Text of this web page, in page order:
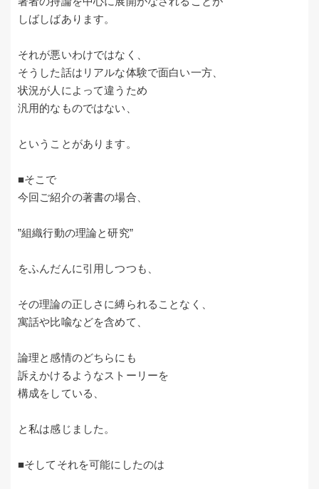
しばしばあります。
それが悪いわけではなく、
そうした話はリアルな体験で面白い一方、
状況が人によって違うため
汎用的なものではない、
ということがあります。
■そこで
今回ご紹介の著書の場合、
”組織行動の理論と研究”
をふんだんに引用しつつも、
その理論の正しさに縛られることなく、
寓話や比喩などを含めて、
論理と感情のどちらにも
訴えかけるようなストーリーを
構成をしている、
と私は感じました。
■そしてそれを可能にしたのは